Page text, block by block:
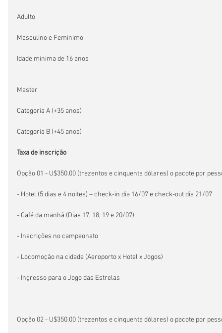
Adulto
Masculino e Feminimo
Idade mínima de 16 anos
Master
Categoria A (+35 anos)
Categoria B (+45 anos)
Taxa de inscrição
Opção 01 - U$350,00 (trezentos e cinquenta dólares) o pacote por
- Hotel (5 dias e 4 noites) – check-in dia 16/07 e check-out dia 21/07
- Café da manhã (Dias 17, 18, 19 e 20/07)
- Inscrições no campeonato
- Locomoção na cidade (Aeroporto x Hotel x Jogos)
- Ingresso para o Jogo das Estrelas
Opção 02 - U$350,00 (trezentos e cinquenta dólares) o pacote por